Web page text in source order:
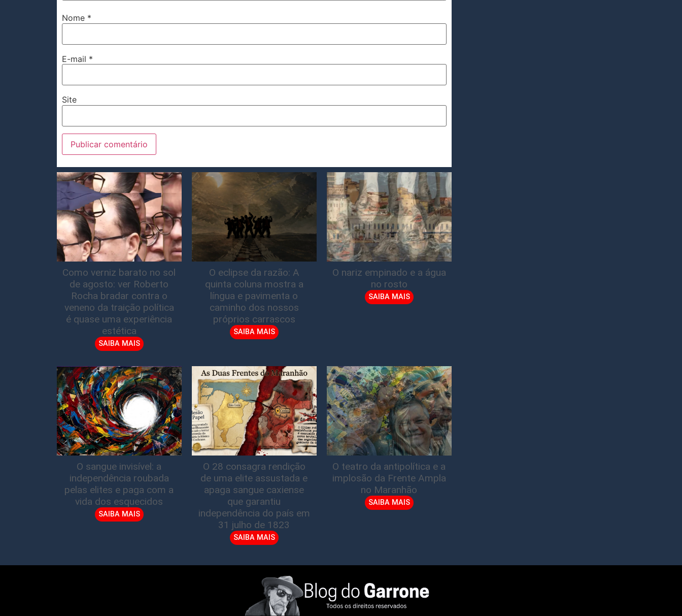
Nome *
E-mail *
Site
Como verniz barato no sol
de agosto: ver Roberto
Rocha bradar contra o
veneno da traição política
é quase uma experiência
estética
SAIBA MAIS
O eclipse da razão: A
quinta coluna mostra a
língua e pavimenta o
caminho dos nossos
próprios carrascos
SAIBA MAIS
O nariz empinado e a água
no rosto
SAIBA MAIS
O sangue invisível: a
independência roubada
pelas elites e paga com a
vida dos esquecidos
SAIBA MAIS
O 28 consagra rendição
de uma elite assustada e
apaga sangue caxiense
que garantiu
independência do país em
31 julho de 1823
SAIBA MAIS
O teatro da antipolítica e a
implosão da Frente Ampla
no Maranhão
SAIBA MAIS